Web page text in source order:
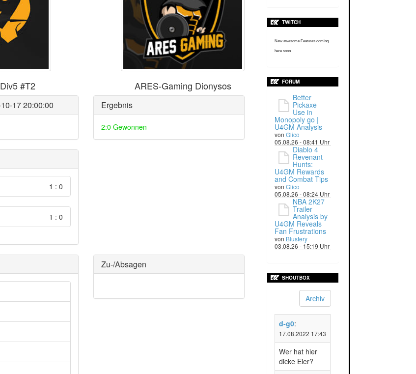
#T2 ARES-Gaming Dionysos
17 20:00:00 Ergebnis
2:0 Gewonnen
1 : 0
1 : 0
Zu-/Absagen
TWITCH
New awesome Features coming
here soon
FORUM
Better
Pickaxe
Use in
Monopoly go |
U4GM Analysis
vonGlico
05.08.26 - 08:41 Uhr
Diablo 4
Revenant
Hunts:
U4GM Rewards
and Combat Tips
vonGlico
05.08.26 - 08:24 Uhr
NBA 2K27
Trailer
Analysis by
U4GM Reveals
Fan Frustrations
von Blustery
03.08.26 - 15:19 Uhr
SHOUTBOX
Archiv
d-g0:
17.08.2022 17:43
Wer hat hier
dicke Eier?